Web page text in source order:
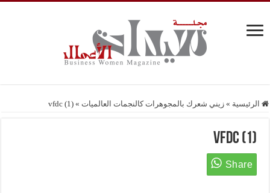
الرئيسية » زيني شعرك بالمجوهرات كالنجمات العالميات »
vfdc (1)
vfdc (1)